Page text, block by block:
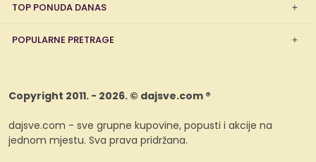
TOP PONUDA DANAS
POPULARNE PRETRAGE
Copyright 2011. - 2026. © dajsve.com ®
dajsve.com - sve grupne kupovine, popusti i akcije na
jednom mjestu. Sva prava pridržana.